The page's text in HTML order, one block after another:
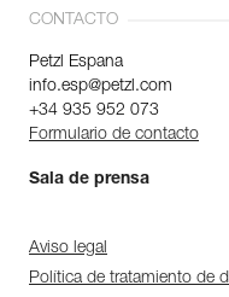
Contorno de cintura :
Peso : 460 g
Garantía : 3 Años
Pack : 1
CONTACTO
Petzl Espana
info.esp@petzl.com
+34 935 952 073
Formulario de contacto
Sala de prensa
Aviso legal
Política de tratamiento de